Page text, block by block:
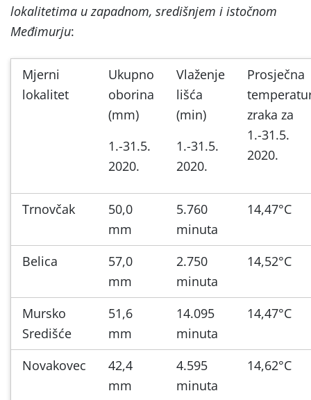
lokalitetima u zapadnom, središnjem i istočnom
Međimurju:
Mjerni
lokalitet
Ukupno
oborina
(mm)
1.-31.5.
2020.
Vlaženje
lišća
(min)
1.-31.5.
2020.
Prosječna
zraka za
1.-31.5.
2020.
Trnovčak
50,0
mm
5.760
minuta
14,47°C
Belica
57,0
mm
2.750
minuta
14,52°C
Mursko
Središće
51,6
mm
14.095
minuta
14,47°C
Novakovec
42,4
mm
4.595
minuta
14,62°C